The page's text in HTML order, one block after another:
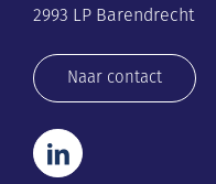
2993 LP Barendrecht
Naar contact